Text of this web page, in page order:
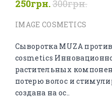
250грн.300грн.
IMAGE COSMETICS
Сыворотка MUZA
cosmetics
растительных
потерю волос и
создана на ос..